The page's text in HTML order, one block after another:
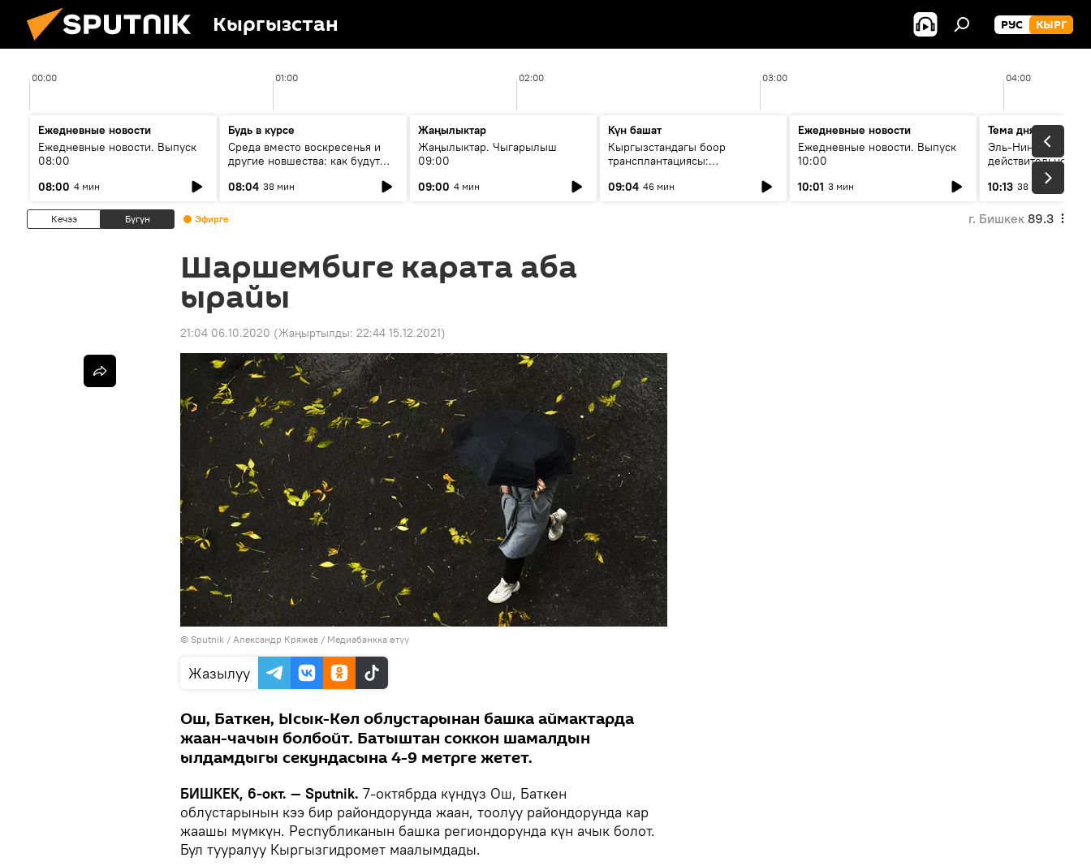
Кыргызстан РУС КЫРГ
00:00 01:00 02:00 03:00 04:00
Ежедневные новости
Ежедневные новости. Выпуск
08:00
08:00 4 мин
Будь в курсе
Среда вместо воскресенья и
другие новшества: как будут
08:04 38 мин
Жаңылыктар
Жаңылыктар. Чыгарылыш
09:00
09:00 4 мин
Күн башат
Кыргызстандагы боор
трансплантациясы:
келечеги
09:04 46 мин
Ежедневные новости
Ежедневные новости. Выпуск
10:00
10:01 3 мин
Тема дня
Эль-Ниньо, жара и
действительно
погоду в
10:13 38 мин
Кечээ Бүгүн Эфирге г. Бишкек 89.3
Шаршембиге карата аба
ырайы
21:04 06.10.2020 (Жаңыртылды: 22:44 15.12.2021)
© Sputnik / Александр Кряжев / Медиабанкка өтүү
Жазылуу
Ош, Баткен, Ысык-Көл облустарынан башка аймактарда
жаан-чачын болбойт. Батыштан соккон шамалдын
ылдамдыгы секундасына 4-9 метрге жетет.
БИШКЕК, 6-окт. — Sputnik. 7-октябрда күндүз Ош, Баткен
облустарынын кээ бир райондорунда жаан, тоолуу райондорунда кар
жаашы мүмкүн. Республиканын башка региондорунда күн ачык болот.
Бул тууралуу Кыргызгидромет маалымдады.